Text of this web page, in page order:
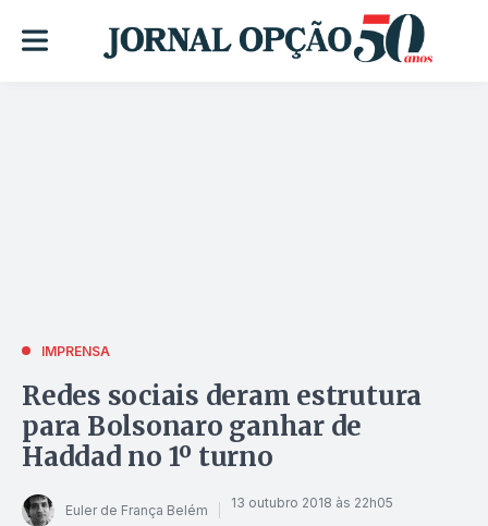
IMPRENSA
Redes sociais deram estrutura
para Bolsonaro ganhar de
Haddad no 1º turno
Euler de França Belém 13 outubro 2018 às 22h05